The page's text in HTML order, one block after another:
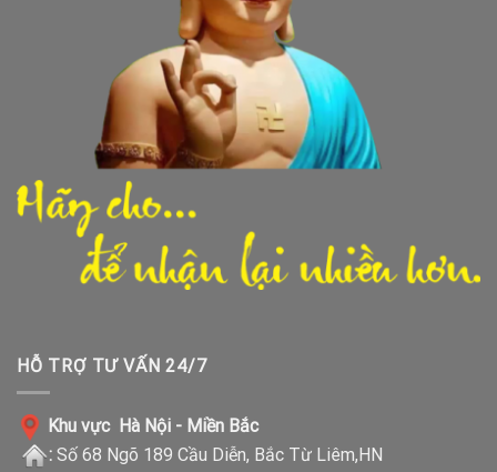
HỖ TRỢ TƯ VẤN 24/7
Khu vực Hà Nội - Miền Bắc
: Số 68 Ngõ 189 Cầu Diễn, Bắc Từ Liêm,HN